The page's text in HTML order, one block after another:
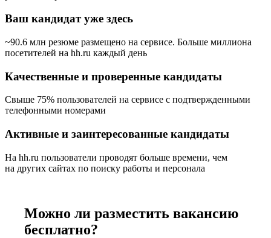
Ваш кандидат уже здесь
~90.6 млн резюме размещено на сервисе. Больше миллиона
посетителей на hh.ru каждый день
Качественные и проверенные кандидаты
Свыше 75% пользователей на сервисе с подтвержденными
телефонными номерами
Активные и заинтересованные кандидаты
На hh.ru пользователи проводят больше времени, чем
на других сайтах по поиску работы и персонала
Можно ли разместить вакансию
бесплатно?